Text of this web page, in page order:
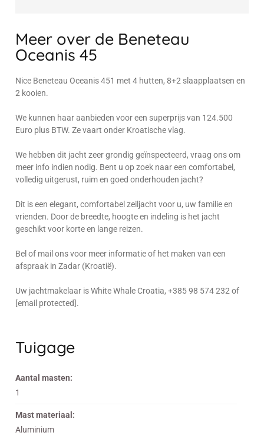
Meer over de Beneteau
Oceanis 45
Nice Beneteau Oceanis 451 met 4 hutten, 8+2 slaapplaatsen en
2 kooien.
We kunnen haar aanbieden voor een superprijs van 124.500
Euro plus BTW. Ze vaart onder Kroatische vlag.
We hebben dit jacht zeer grondig geïnspecteerd, vraag ons om
meer info indien nodig. Bent u op zoek naar een comfortabel,
volledig uitgerust, ruim en goed onderhouden jacht?
Dit is een elegant, comfortabel zeiljacht voor u, uw familie en
vrienden. Door de breedte, hoogte en indeling is het jacht
geschikt voor korte en lange reizen.
Bel of mail ons voor meer informatie of het maken van een
afspraak in Zadar (Kroatië).
Uw jachtmakelaar is White Whale Croatia, +385 98 574 232 of
[email protected].
Tuigage
Aantal masten:
1
Mast materiaal:
Aluminium